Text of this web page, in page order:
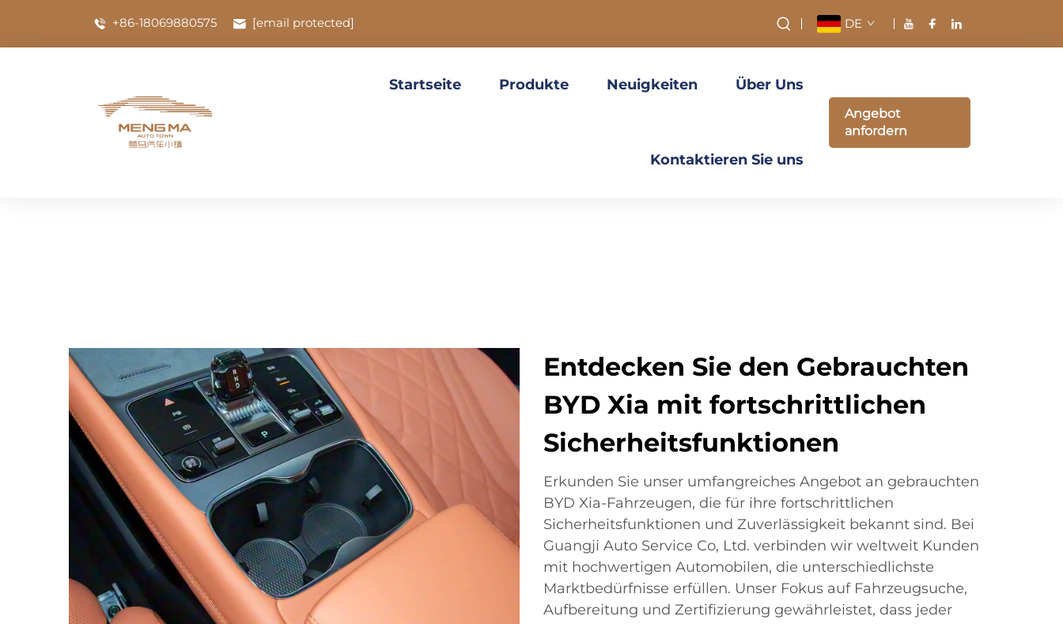
+86-18069880575 [email protected] DE
Startseite Produkte Neuigkeiten Über Uns
Kontaktieren Sie uns
Angebot
anfordern
Entdecken Sie den Gebrauchten
BYD Xia mit fortschrittlichen
Sicherheitsfunktionen
Erkunden Sie unser umfangreiches Angebot an gebrauchten
BYD Xia-Fahrzeugen, die für ihre fortschrittlichen
Sicherheitsfunktionen und Zuverlässigkeit bekannt sind. Bei
Guangji Auto Service Co, Ltd. verbinden wir weltweit Kunden
mit hochwertigen Automobilen, die unterschiedlichste
Marktbedürfnisse erfüllen. Unser Fokus auf Fahrzeugsuche,
Aufbereitung und Zertifizierung gewährleistet, dass jeder